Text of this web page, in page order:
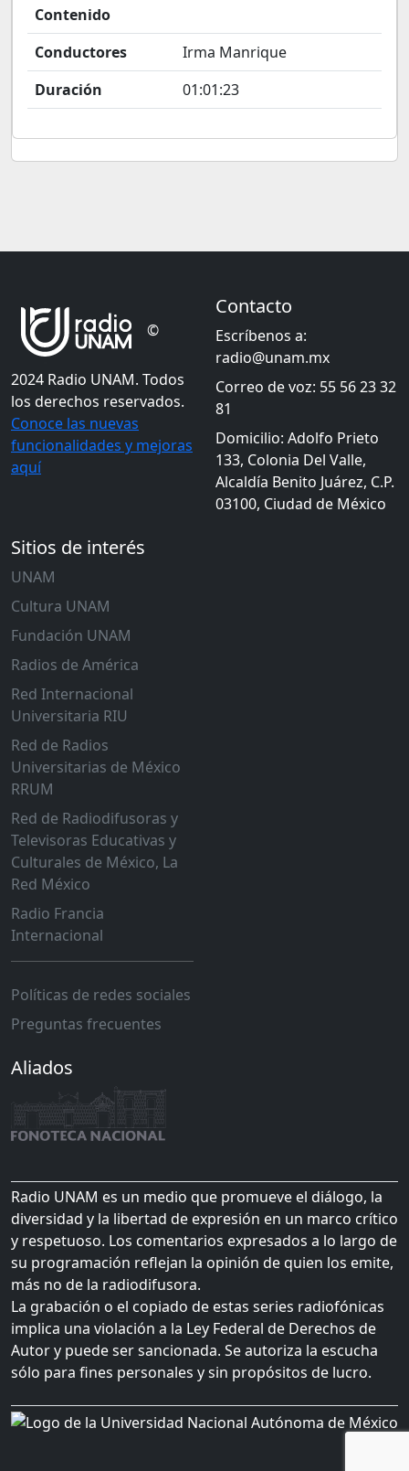
Contenido
Conductores
Irma Manrique
Duración
01:01:23
©
2024 Radio UNAM. Todos
los derechos reservados.
Conoce las nuevas
funcionalidades y mejoras
aquí
Contacto
Escríbenos a:
radio@unam.mx
Correo de voz: 55 56 23 32
81
Domicilio: Adolfo Prieto
133, Colonia Del Valle,
Alcaldía Benito Juárez, C.P.
03100, Ciudad de México
Sitios de interés
UNAM
Cultura UNAM
Fundación UNAM
Radios de América
Red Internacional
Universitaria RIU
Red de Radios
Universitarias de México
RRUM
Red de Radiodifusoras y
Televisoras Educativas y
Culturales de México, La
Red México
Radio Francia
Internacional
Políticas de redes sociales
Preguntas frecuentes
Aliados
Radio UNAM es un medio que promueve el diálogo, la
diversidad y la libertad de expresión en un marco crítico
y respetuoso. Los comentarios expresados a lo largo de
su programación reflejan la opinión de quien los emite,
más no de la radiodifusora.
La grabación o el copiado de estas series radiofónicas
implica una violación a la Ley Federal de Derechos de
Autor y puede ser sancionada. Se autoriza la escucha
sólo para fines personales y sin propósitos de lucro.